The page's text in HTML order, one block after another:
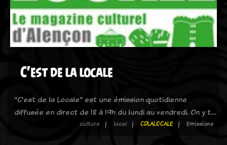
C'est de la locale
"C'est de la Locale" est une émission quotidienne
diffusée en direct de 18 à 19h du lundi au vendredi. On y t…
culture local CDLALOCALE Emissions